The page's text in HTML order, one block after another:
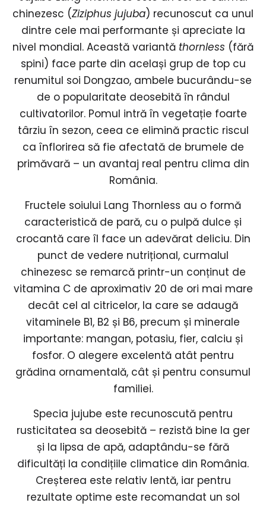
chinezesc (Ziziphus jujuba) recunoscut ca unul
dintre cele mai performante și apreciate la
nivel mondial. Această variantă thornless (fără
spini) face parte din același grup de top cu
renumitul soi Dongzao, ambele bucurându-se
de o popularitate deosebită în rândul
cultivatorilor. Pomul intră în vegetație foarte
târziu în sezon, ceea ce elimină practic riscul
ca înflorirea să fie afectată de brumele de
primăvară – un avantaj real pentru clima din
România.
Fructele soiului Lang Thornless au o formă
caracteristică de pară, cu o pulpă dulce și
crocantă care îl face un adevărat deliciu. Din
punct de vedere nutrițional, curmalul
chinezesc se remarcă printr-un conținut de
vitamina C de aproximativ 20 de ori mai mare
decât cel al citricelor, la care se adaugă
vitaminele B1, B2 și B6, precum și minerale
importante: mangan, potasiu, fier, calciu și
fosfor. O alegere excelentă atât pentru
grădina ornamentală, cât și pentru consumul
familiei.
Specia jujube este recunoscută pentru
rusticitatea sa deosebită – rezistă bine la ger
și la lipsa de apă, adaptându-se fără
dificultăți la condițiile climatice din România.
Creșterea este relativ lentă, iar pentru
rezultate optime este recomandat un sol